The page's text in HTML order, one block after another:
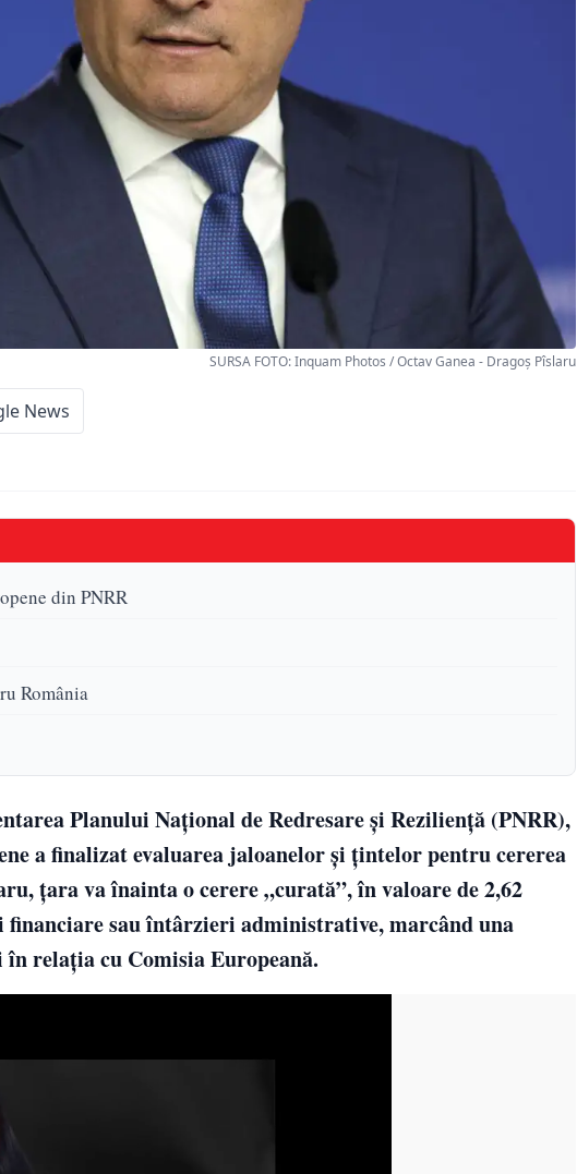
SURSA FOTO: Inquam Photos / Octav Ganea - Dragoș Pîslaru
News
din PNRR
România
Planului Național de Redresare și Reziliență (PNRR),
a finalizat evaluarea jaloanelor și țintelor pentru cererea
țara va înainta o cerere „curată”, în valoare de 2,62
sau întârzieri administrative, marcând una
relația cu Comisia Europeană.